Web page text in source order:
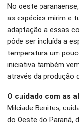
No oeste
as espécies mirim e
adaptação a essas
pôde ser incluída a
temperatura um
iniciativa também
através da produção
O cuidado com as
Milciade Benites,
do Oeste do Paraná,